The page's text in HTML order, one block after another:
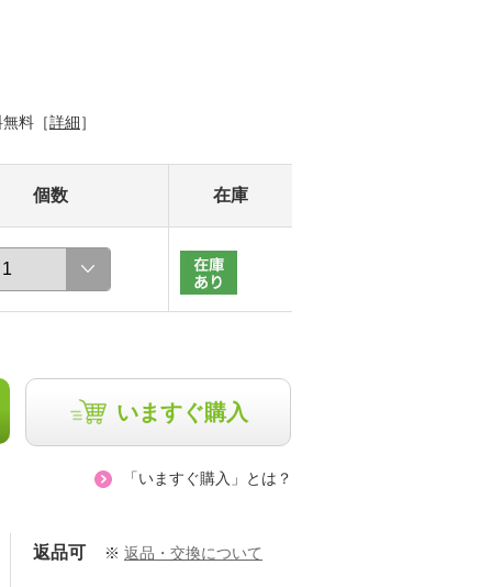
料［詳細 ］
個数 在庫
いますぐ購入
「いますぐ購入」とは？
返品可 ※ 返品・交換について